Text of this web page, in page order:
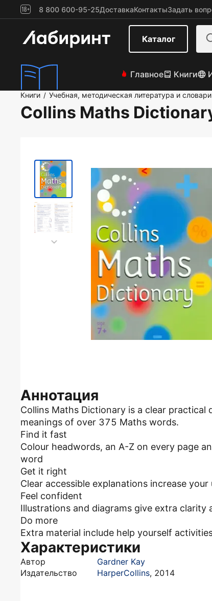
8 800 600-95-25ДоставкаКонтактыЗадать
Каталог
Главное Книги
Книги / Учебная, методическая литература и словари
Collins Maths
Аннотация
Collins Maths Dictionary is a clear
meanings of over 375 Maths words.
Find it fast
Colour headwords, an A-Z on every page
word
Get it right
Clear accessible explanations increase
Feel confident
Illustrations and diagrams give extra clarity
Do more
Extra material include help yourself
Характеристики
Автор
Gardner Kay
Издательство
HarperCollins, 2014